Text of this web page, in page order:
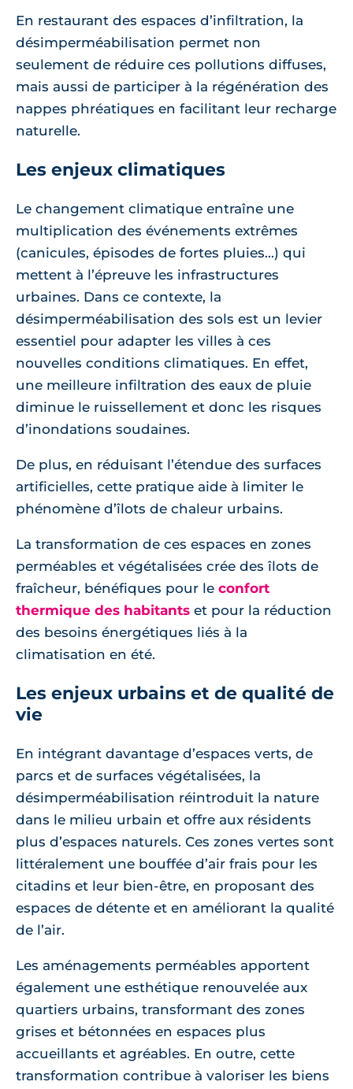
En restaurant des espaces d’infiltration, la
désimperméabilisation permet non
seulement de réduire ces pollutions diffuses,
mais aussi de participer à la régénération des
nappes phréatiques en facilitant leur recharge
naturelle.
Les enjeux climatiques
Le changement climatique entraîne une
multiplication des événements extrêmes
(canicules, épisodes de fortes pluies...) qui
mettent à l’épreuve les infrastructures
urbaines. Dans ce contexte, la
désimperméabilisation des sols est un levier
essentiel pour adapter les villes à ces
nouvelles conditions climatiques. En effet,
une meilleure infiltration des eaux de pluie
diminue le ruissellement et donc les risques
d’inondations soudaines.
De plus, en réduisant l’étendue des surfaces
artificielles, cette pratique aide à limiter le
phénomène d’îlots de chaleur urbains.
La transformation de ces espaces en zones
perméables et végétalisées crée des îlots de
fraîcheur, bénéfiques pour le confort
thermique des habitants et pour la réduction
des besoins énergétiques liés à la
climatisation en été.
Les enjeux urbains et de qualité de
vie
En intégrant davantage d’espaces verts, de
parcs et de surfaces végétalisées, la
désimperméabilisation réintroduit la nature
dans le milieu urbain et offre aux résidents
plus d’espaces naturels. Ces zones vertes sont
littéralement une bouffée d’air frais pour les
citadins et leur bien-être, en proposant des
espaces de détente et en améliorant la qualité
de l’air.
Les aménagements perméables apportent
également une esthétique renouvelée aux
quartiers urbains, transformant des zones
grises et bétonnées en espaces plus
accueillants et agréables. En outre, cette
transformation contribue à valoriser les biens